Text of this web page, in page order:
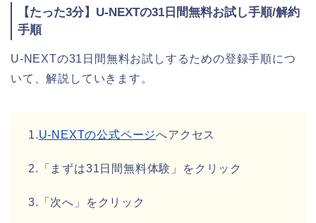
【たった3分】U-NEXTの31日間無料お試し手順/解約
手順
U-NEXTの31日間無料お試しするための登録手順につ
いて、解説していきます。
1.U-NEXTの公式ページへアクセス
2.「まずは31日間無料体験」をクリック
3.「次へ」をクリック